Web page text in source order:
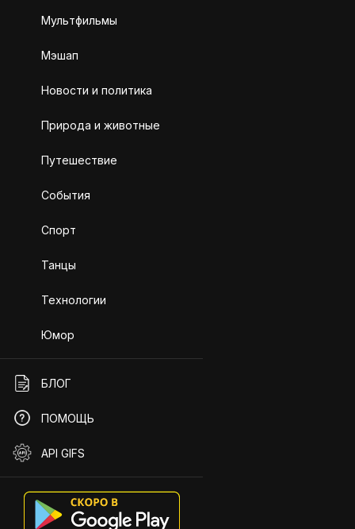
Мультфильмы
Мэшап
Новости и политика
Природа и животные
Путешествие
События
Спорт
Танцы
Технологии
Юмор
БЛОГ
ПОМОЩЬ
API GIFS